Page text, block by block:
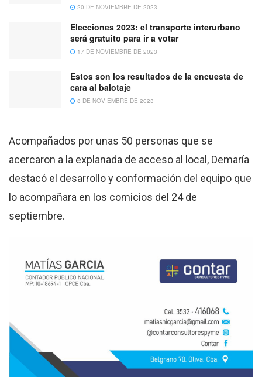
20 DE NOVIEMBRE DE 2023
Elecciones 2023: el transporte interurbano
será gratuito para ir a votar
17 DE NOVIEMBRE DE 2023
Estos son los resultados de la encuesta de
cara al balotaje
8 DE NOVIEMBRE DE 2023
Acompañados por unas 50 personas que se
acercaron a la explanada de acceso al local, Demaría
destacó el desarrollo y conformación del equipo que
lo acompañara en los comicios del 24 de
septiembre.